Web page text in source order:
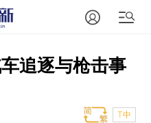
追逐与枪击事
T中